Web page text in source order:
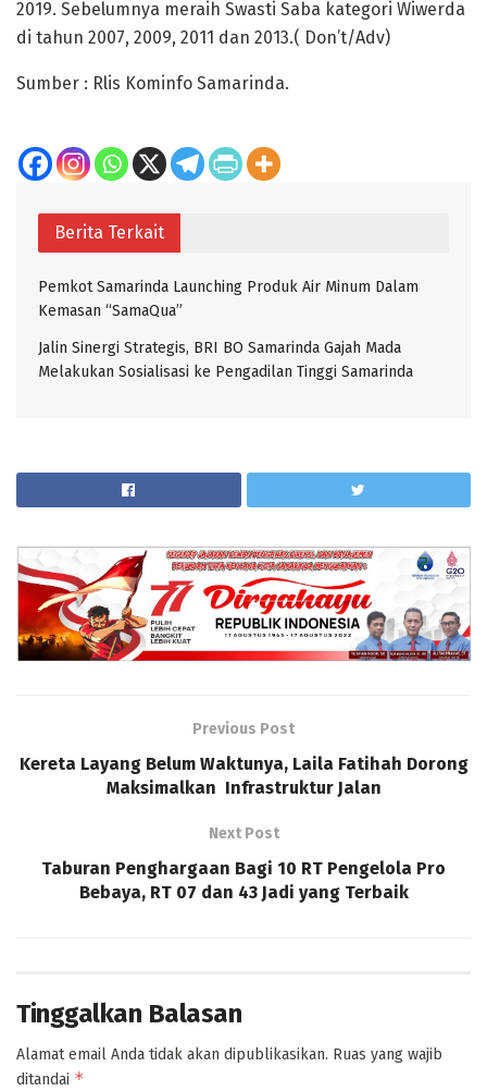
2019. Sebelumnya meraih Swasti Saba kategori Wiwerda
di tahun 2007, 2009, 2011 dan 2013.( Don’t/Adv)
Sumber : Rlis Kominfo Samarinda.
Berita Terkait
Pemkot Samarinda Launching Produk Air Minum Dalam
Kemasan “SamaQua”
Jalin Sinergi Strategis, BRI BO Samarinda Gajah Mada
Melakukan Sosialisasi ke Pengadilan Tinggi Samarinda
Previous Post
Kereta Layang Belum Waktunya, Laila Fatihah Dorong
Maksimalkan Infrastruktur Jalan
Next Post
Taburan Penghargaan Bagi 10 RT Pengelola Pro
Bebaya, RT 07 dan 43 Jadi yang Terbaik
Tinggalkan Balasan
Alamat email Anda tidak akan dipublikasikan. Ruas yang wajib
ditandai *